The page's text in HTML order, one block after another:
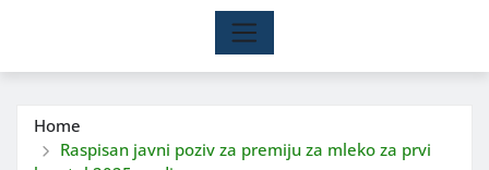
Home
Raspisan javni poziv za premiju za mleko za prvi